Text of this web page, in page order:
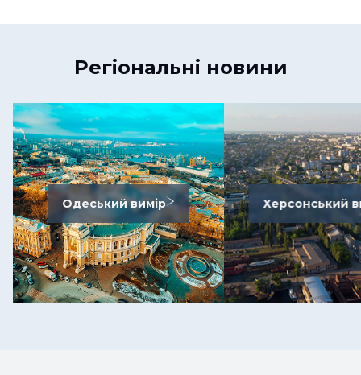
Регіональні новини
Одеський вимір Херсонський